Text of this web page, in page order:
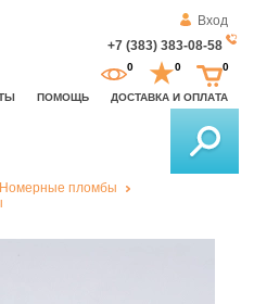
Вход
+7 (383) 383-08-58
ПОМОЩЬ ДОСТАВКА И ОПЛАТА
0 0 0
Номерные пломбы